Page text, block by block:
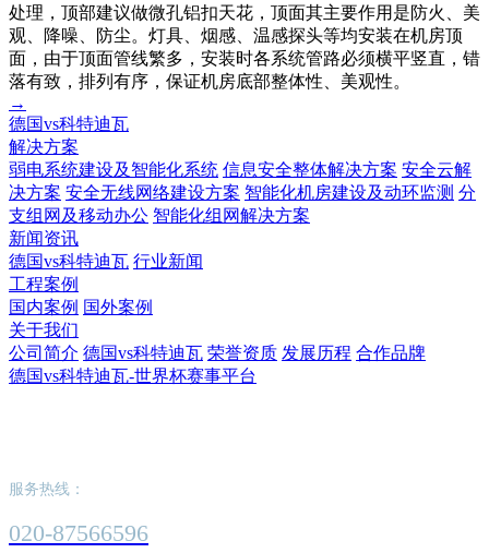
处理，顶部建议做微孔铝扣天花，顶面其主要作用是防火、美
观、降噪、防尘。灯具、烟感、温感探头等均安装在机房顶
面，由于顶面管线繁多，安装时各系统管路必须横平竖直，错
落有致，排列有序，保证机房底部整体性、美观性。
→
德国vs科特迪瓦
解决方案
弱电系统建设及智能化系统 信息安全整体解决方案 安全云解
决方案 安全无线网络建设方案 智能化机房建设及动环监测 分
支组网及移动办公 智能化组网解决方案
新闻资讯
德国vs科特迪瓦 行业新闻
工程案例
国内案例 国外案例
关于我们
公司简介 德国vs科特迪瓦 荣誉资质 发展历程 合作品牌
德国vs科特迪瓦-世界杯赛事平台
服务热线：
020-87566596